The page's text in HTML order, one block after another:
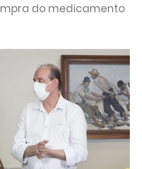
do medicamento